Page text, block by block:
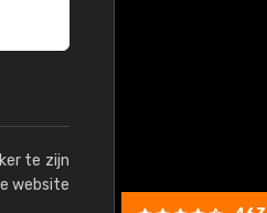
te zijn
website